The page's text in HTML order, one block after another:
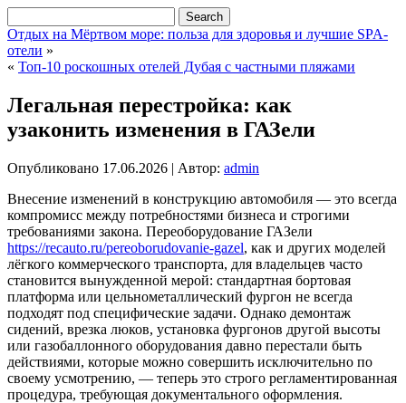
Отдых на Мёртвом море: польза для здоровья и лучшие SPA-
отели »
« Топ-10 роскошных отелей Дубая с частными пляжами
Легальная перестройка: как
узаконить изменения в ГАЗели
Опубликовано 17.06.2026 | Автор: admin
Внесение изменений в конструкцию автомобиля — это всегда
компромисс между потребностями бизнеса и строгими
требованиями закона. Переоборудование ГАЗели
https://recauto.ru/pereoborudovanie-gazel, как и других моделей
лёгкого коммерческого транспорта, для владельцев часто
становится вынужденной мерой: стандартная бортовая
платформа или цельнометаллический фургон не всегда
подходят под специфические задачи. Однако демонтаж
сидений, врезка люков, установка фургонов другой высоты
или газобаллонного оборудования давно перестали быть
действиями, которые можно совершить исключительно по
своему усмотрению, — теперь это строго регламентированная
процедура, требующая документального оформления.